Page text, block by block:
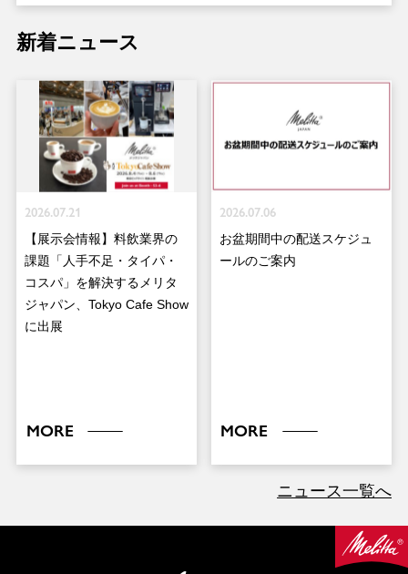
新着ニュース
2026.07.21
【展示会情報】料飲業界の
課題「人手不足・タイパ・
コスパ」を解決するメリタ
ジャパン、Tokyo Cafe Show
に出展
MORE
2026.07.06
お盆期間中の配送スケジュ
ールのご案内
MORE
ニュース一覧へ